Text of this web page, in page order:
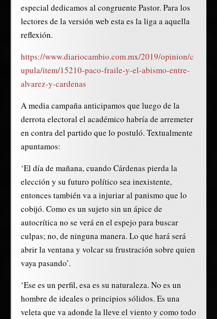
especial dedicamos al congruente Pastor. Para los
lectores de la versión web esta es la liga a aquella
reflexión.
https://www.diariocambio.com.mx/2019/opinion/c
upula/item/15210-paco-fraile-y-el-abismo-entre-
alvarez-y-cardenas
A media campaña anticipamos que luego de la
derrota electoral el académico habría de arremeter
en contra del partido que lo postuló. Textualmente
apuntamos:
‘El día de mañana, cuando Cárdenas pierda la
elección y su futuro político sea inexistente,
entonces también va a injuriar al panismo que lo
cobijó. Como es un sujeto sin un ápice de
autocrítica no se verá en el espejo para buscar
culpas; no, de ninguna manera. Lo que hará será
abrir la ventana y volcar su frustración sobre quien
vaya pasando’.
‘Ese es un perfil, esa es su naturaleza. No es un
hombre de ideales o principios sólidos. Es una
veleta que va adonde la lleve el viento y como todo